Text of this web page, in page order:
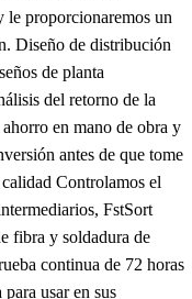
le proporcionaremos un
Diseño de distribución
de planta
del retorno de la
en mano de obra y
antes de que tome
Controlamos el
FstSort
fibra y soldadura de
continua de 72 horas
usar en sus